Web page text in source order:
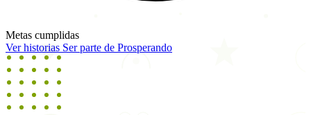
Metas cumplidas
Ver historias Ser parte de Prosperando